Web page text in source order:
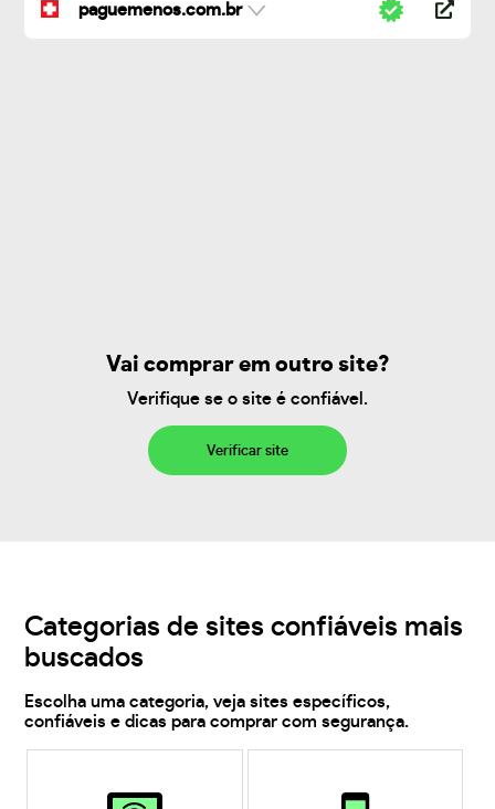
paguemenos.com.br
Vai comprar em outro site?
Verifique se o site é confiável.
Verificar site
Categorias de sites confiáveis mais
buscados
Escolha uma categoria, veja sites específicos,
confiáveis e dicas para comprar com segurança.